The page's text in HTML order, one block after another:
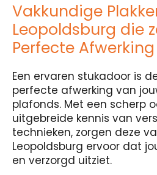
Vakkundige
Leopoldsburg die
Perfecte Afwerking
Een ervaren stukadoor is
perfecte afwerking van
plafonds. Met een scherp
uitgebreide kennis van
technieken, zorgen deze
Leopoldsburg ervoor dat
en verzorgd uitziet.